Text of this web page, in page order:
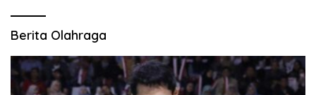
Berita Olahraga